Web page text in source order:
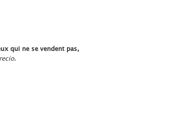
qui ne se vendent pas,
.